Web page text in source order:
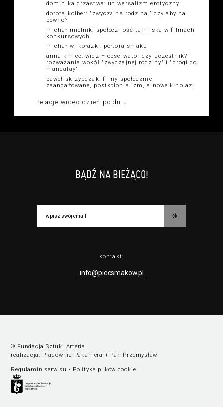
dominika drzastwa: uniwersalizm erotyczny
dorota kolber: "zwyczajna rodzina,” czy aby na
pewno?
michał mielnik: społeczność tamilska w filmach
konkursowych
michał wilkołazki: półtora smaku
anna kmieć: widz – obserwator czy uczestnik?
rozważania wokół "zwyczajnej rodziny" i "drogi do
mandalay"
paweł skrzypczak: filmy społecznie
zaangażowane, postkolonializm, a nowe kino azji
relacje wideo dzień po dniu
BĄDŹ NA BIEŻĄCO!
ok
kontakt:
info@piecsmakow.pl
© Fundacja Sztuki Arteria
realizacja: Pracownia Pakamera + Pan Przemysław
Regulamin serwisu • Polityka plików cookie